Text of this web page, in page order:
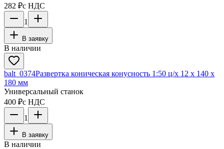
282 ₽с НДС
1
В заявку
В наличии
balt_0374Развертка коническая конусность 1:50 ц/х 12 х 140 х
180 мм
Универсальный станок
400 ₽с НДС
1
В заявку
В наличии